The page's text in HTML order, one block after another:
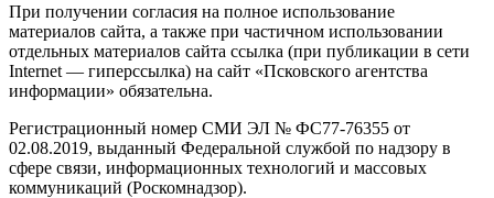
При получении согласия на полное использование
материалов сайта, а также при частичном использовании
отдельных материалов сайта ссылка (при публикации в сети
Internet — гиперссылка) на сайт «Псковского агентства
информации» обязательна.
Регистрационный номер СМИ ЭЛ № ФС77-76355 от
02.08.2019, выданный Федеральной службой по надзору в
сфере связи, информационных технологий и массовых
коммуникаций (Роскомнадзор).